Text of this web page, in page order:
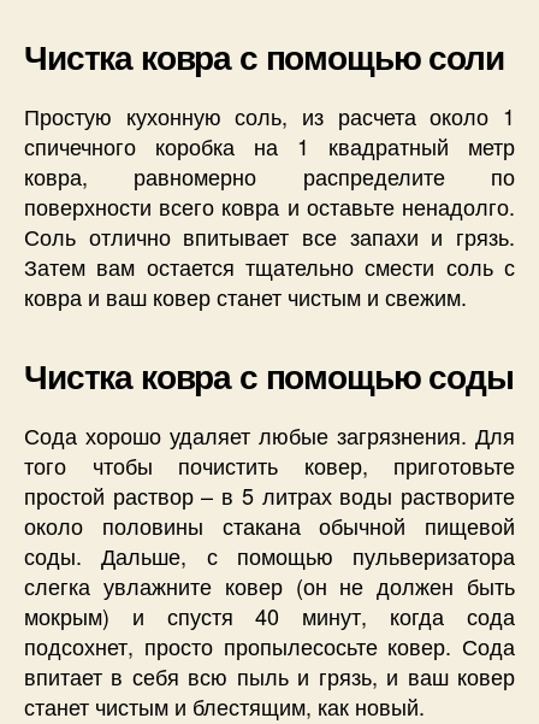
Чистка ковра с помощью соли
Простую кухонную соль, из расчета около 1
спичечного коробка на 1 квадратный метр
ковра, равномерно распределите по
поверхности всего ковра и оставьте ненадолго.
Соль отлично впитывает все запахи и грязь.
Затем вам остается тщательно смести соль с
ковра и ваш ковер станет чистым и свежим.
Чистка ковра с помощью соды
Сода хорошо удаляет любые загрязнения. Для
того чтобы почистить ковер, приготовьте
простой раствор – в 5 литрах воды растворите
около половины стакана обычной пищевой
соды. Дальше, с помощью пульверизатора
слегка увлажните ковер (он не должен быть
мокрым) и спустя 40 минут, когда сода
подсохнет, просто пропылесосьте ковер. Сода
впитает в себя всю пыль и грязь, и ваш ковер
станет чистым и блестящим, как новый.